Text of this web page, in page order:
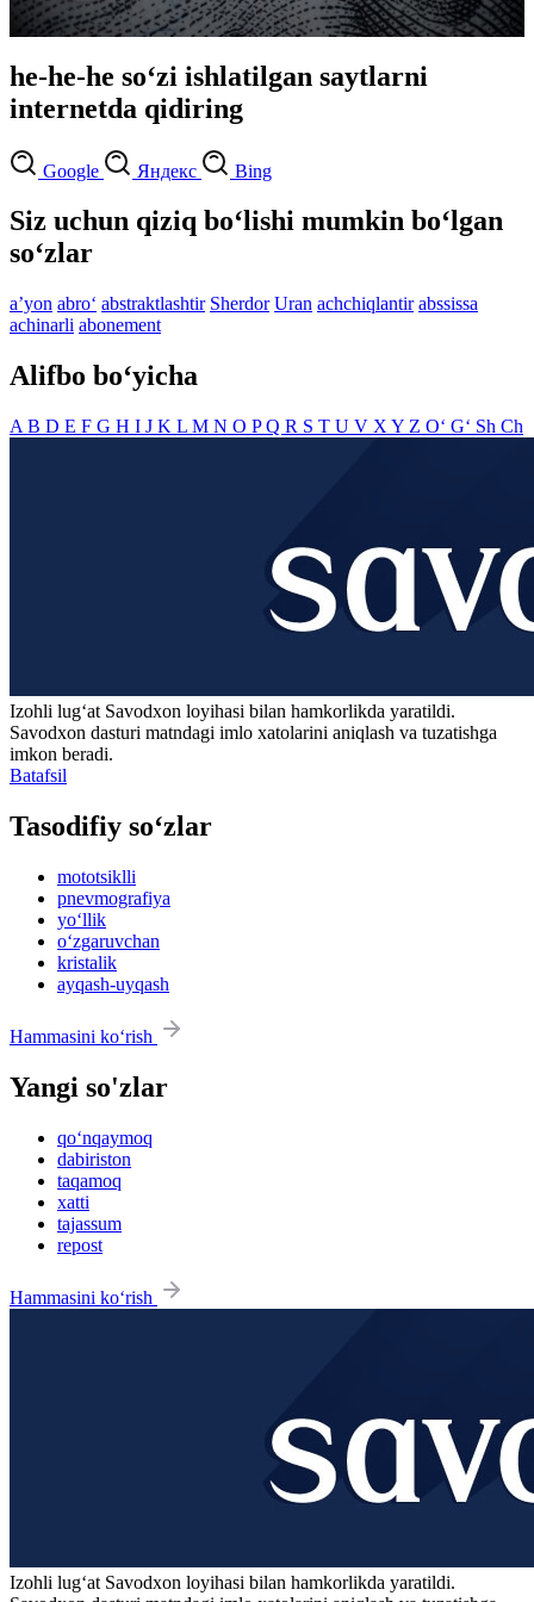
he-he-he so‘zi ishlatilgan saytlarni
internetda qidiring
Google Яндекс Bing
Siz uchun qiziq bo‘lishi mumkin bo‘lgan
so‘zlar
aʼyon abro‘ abstraktlashtir Sherdor Uran achchiqlantir abssissa
achinarli abonement
Alifbo bo‘yicha
A B D E F G H I J K L M N O PQ R S T U V X Y Z O‘ G‘ Sh Ch
Izohli lugʻat Savodxon loyihasi bilan hamkorlikda yaratildi.
Savodxon dasturi matndagi imlo xatolarini aniqlash va tuzatishga
imkon beradi.
Batafsil
Tasodifiy so‘zlar
mototsiklli
pnevmografiya
yo‘llik
o‘zgaruvchan
kristalik
ayqash-uyqash
Hammasini ko‘rish
Yangi so'zlar
qo‘nqaymoq
dabiriston
taqamoq
xatti
tajassum
repost
Hammasini ko‘rish
Izohli lugʻat Savodxon loyihasi bilan hamkorlikda yaratildi.